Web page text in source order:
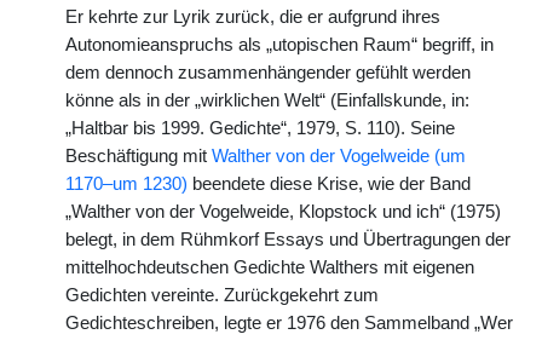
Er kehrte zur Lyrik zurück, die er aufgrund ihres
Autonomieanspruchs als „utopischen Raum“ begriff, in
dem dennoch zusammenhängender gefühlt werden
könne als in der „wirklichen Welt“ (Einfallskunde, in:
„Haltbar bis 1999. Gedichte“, 1979, S. 110). Seine
Beschäftigung mit Walther von der Vogelweide (um
1170–um 1230) beendete diese Krise, wie der Band
„Walther von der Vogelweide, Klopstock und ich“ (1975)
belegt, in dem Rühmkorf Essays und Übertragungen der
mittelhochdeutschen Gedichte Walthers mit eigenen
Gedichten vereinte. Zurückgekehrt zum
Gedichteschreiben, legte er 1976 den Sammelband „Wer